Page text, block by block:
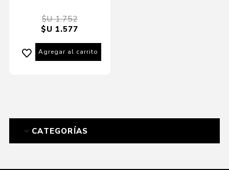
$U 1.752
$U 1.577
Agregar al carrito
CATEGORÍAS